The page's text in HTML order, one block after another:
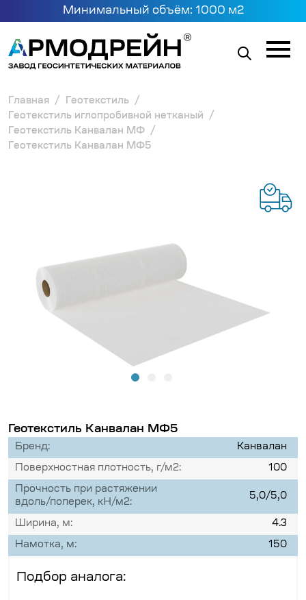
Главная
Геотекстиль
Геотекстиль иглопробивной нетканый
Геотекстиль Канвалан МФ
Геотекстиль Канвалан МФ5
Геотекстиль Канвалан МФ5
Бренд: Канвалан
Поверхностная плотность, г/м2: 100
Прочность при растяжении
вдоль/поперек, кН/м2:
5,0/5,0
Ширина, м: 4.3
Намотка, м: 150
Подбор аналога:
Минимальный объём: 1000 м2